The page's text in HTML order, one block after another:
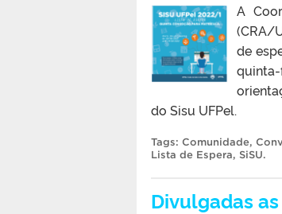
A
(CRA/
de
do Sisu UFPel.
Tags: Comunidade,
Lista de Espera, SiSU.
Divulgadas